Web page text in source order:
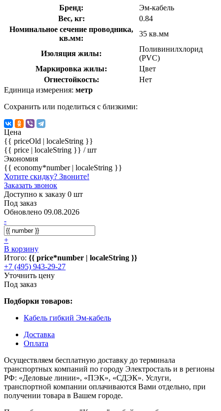
Бренд:
Эм-кабель
Вес, кг:
0.84
Номинальное сечение проводника,
кв.мм:
35 кв.мм
Изоляция жилы:
Поливинилхлорид
(PVC)
Маркировка жилы:
Цвет
Огнестойкость:
Нет
Единица измерения: метр
Сохранить или поделиться с близкими:
Цена
{{ priceOld | localeString }}
{{ price | localeString }} / шт
Экономия
{{ economy*number | localeString }}
Хотите скидку? Звоните!
Заказать звонок
Доступно к заказу 0 шт
Под заказ
Обновлено 09.08.2026
-
+
В корзину
Итого: {{ price*number | localeString }}
+7 (495) 943-29-27
Уточнить цену
Под заказ
Подборки товаров:
Кабель гибкий Эм-кабель
Доставка
Оплата
Осуществляем бесплатную доставку до терминала
транспортных компаний по городу Электросталь и в регионы
РФ: «Деловые линии», «ПЭК», «СДЭК». Услуги,
транспортной компании оплачиваются Вами отдельно, при
получении товара в Вашем городе.